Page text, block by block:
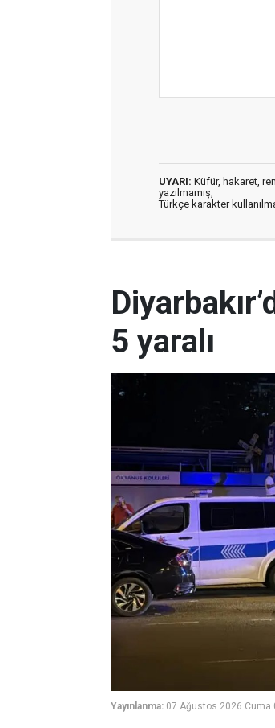
UYARI: Küfür, hakaret,
yazılmamış,
Türkçe karakter
5 yaralı
Yayınlanma: 07 Ağustos 2026 Cuma